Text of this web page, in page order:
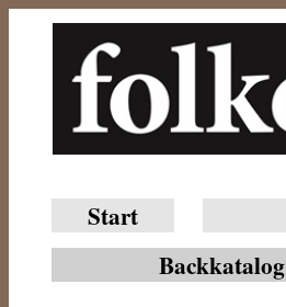
Start
Backkatalog